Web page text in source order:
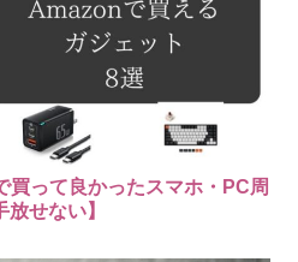
って良かったスマホ・PC周
せない】